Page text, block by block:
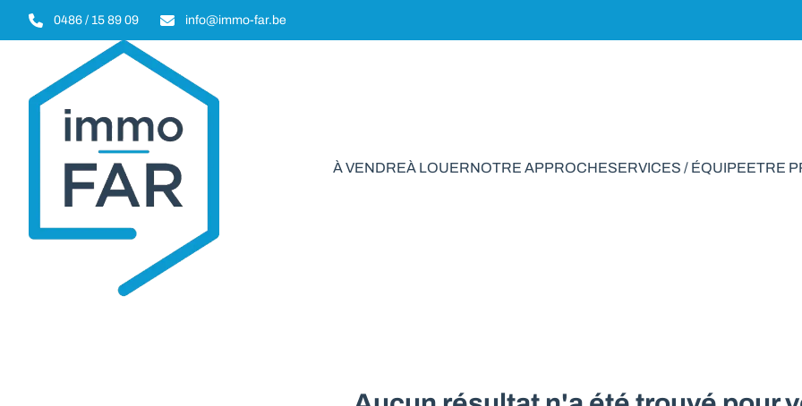
Aller au contenu principal
0486 / 15 89 09 info@immo-far.be
À VENDREÀ LOUERNOTRE APPROCHESERVICES / ÉQUIPEETRE